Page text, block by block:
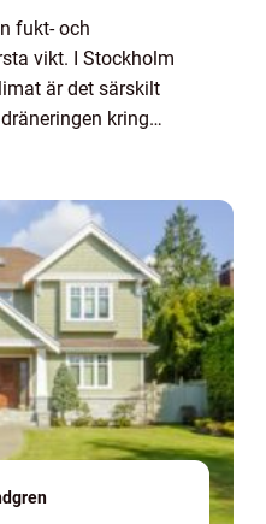
fukt- och
vikt. I Stockholm
är det särskilt
kring